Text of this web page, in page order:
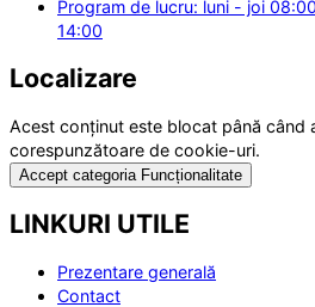
Program de lucru: luni - joi
14:00
Localizare
Acest conținut este blocat până când
corespunzătoare de cookie-uri.
Accept categoria Funcționalitate
LINKURI UTILE
Prezentare generală
Contact